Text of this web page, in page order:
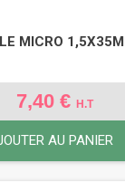
MICRO
7,40 € H.T
AU PANIER